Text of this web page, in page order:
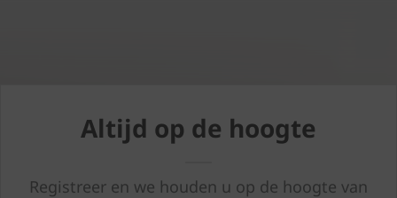
Altijd op de hoogte
Registreer en we houden u op de hoogte van